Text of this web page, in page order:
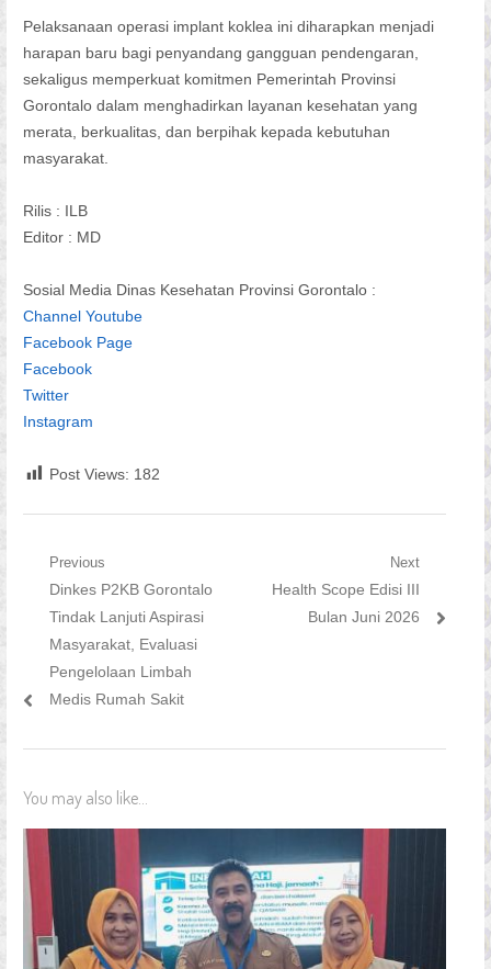
Pelaksanaan operasi implant koklea ini diharapkan menjadi
harapan baru bagi penyandang gangguan pendengaran,
sekaligus memperkuat komitmen Pemerintah Provinsi
Gorontalo dalam menghadirkan layanan kesehatan yang
merata, berkualitas, dan berpihak kepada kebutuhan
masyarakat.
Rilis : ILB
Editor : MD
Sosial Media Dinas Kesehatan Provinsi Gorontalo :
Channel Youtube
Facebook Page
Facebook
Twitter
Instagram
Post Views: 182
Navigasi
pos
Previous
Previous
post:
Dinkes P2KB Gorontalo
Tindak Lanjuti Aspirasi
Masyarakat, Evaluasi
Pengelolaan Limbah
Medis Rumah Sakit
Next
Next
Health Scope Edisi III
Bulan Juni 2026
You may also like...